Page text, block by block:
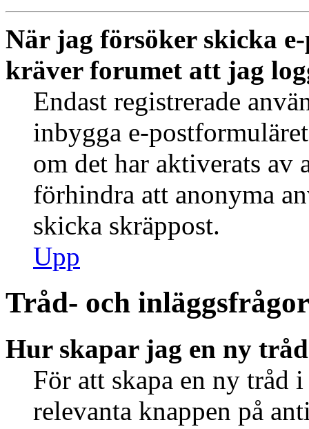
När jag försöker skicka
kräver forumet att jag
Endast registrerade
inbygga e-
om det har aktiverats av
förhindra att anonyma
skicka skräppost.
Upp
Tråd- och inläggsfrågor
Hur skapar jag en ny
För att skapa en ny tråd
relevanta knappen på